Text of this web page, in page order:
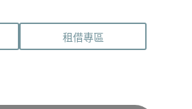
租借專區